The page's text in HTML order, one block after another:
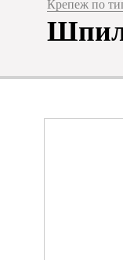
Крепеж по